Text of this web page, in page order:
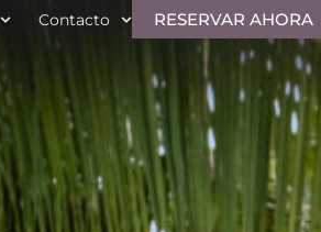
Contacto RESERVAR AHORA